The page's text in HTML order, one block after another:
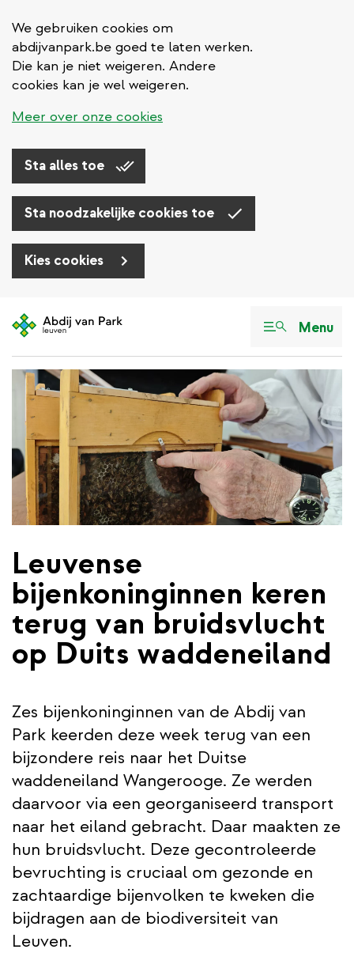
We gebruiken cookies om
abdijvanpark.be goed te laten werken.
Die kan je niet weigeren. Andere
cookies kan je wel weigeren.
Meer over onze cookies
Sta alles toe
Sta noodzakelijke cookies toe
Kies cookies
en
de
inhoud
gaan
Menu
Leuvense
bijenkoninginnen keren
terug van bruidsvlucht
op Duits waddeneiland
Zes bijenkoninginnen van de Abdij van
Park keerden deze week terug van een
bijzondere reis naar het Duitse
waddeneiland Wangerooge. Ze werden
daarvoor via een georganiseerd transport
naar het eiland gebracht. Daar maakten ze
hun bruidsvlucht. Deze gecontroleerde
bevruchting is cruciaal om gezonde en
zachtaardige bijenvolken te kweken die
bijdragen aan de biodiversiteit van
Leuven.